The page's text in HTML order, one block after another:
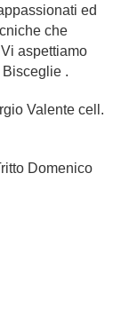
ed
che
aspettiamo
.
Valente cell.